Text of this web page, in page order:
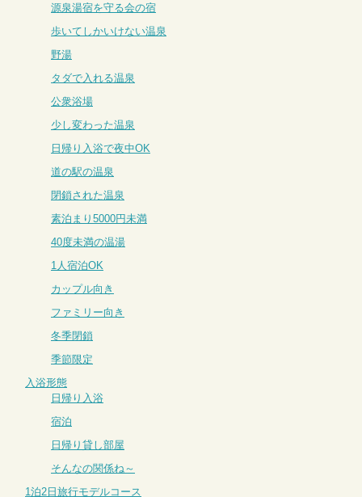
源泉湯宿を守る会の宿
歩いてしかいけない温泉
野湯
タダで入れる温泉
公衆浴場
少し変わった温泉
日帰り入浴で夜中OK
道の駅の温泉
閉鎖された温泉
素泊まり5000円未満
40度未満の温湯
1人宿泊OK
カップル向き
ファミリー向き
冬季閉鎖
季節限定
入浴形態
日帰り入浴
宿泊
日帰り貸し部屋
そんなの関係ね～
1泊2日旅行モデルコース